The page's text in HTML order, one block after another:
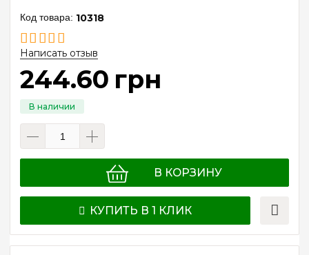
10318
Написать отзыв
244.60 грн
В КОРЗИНУ
КУПИТЬ В 1 КЛИК